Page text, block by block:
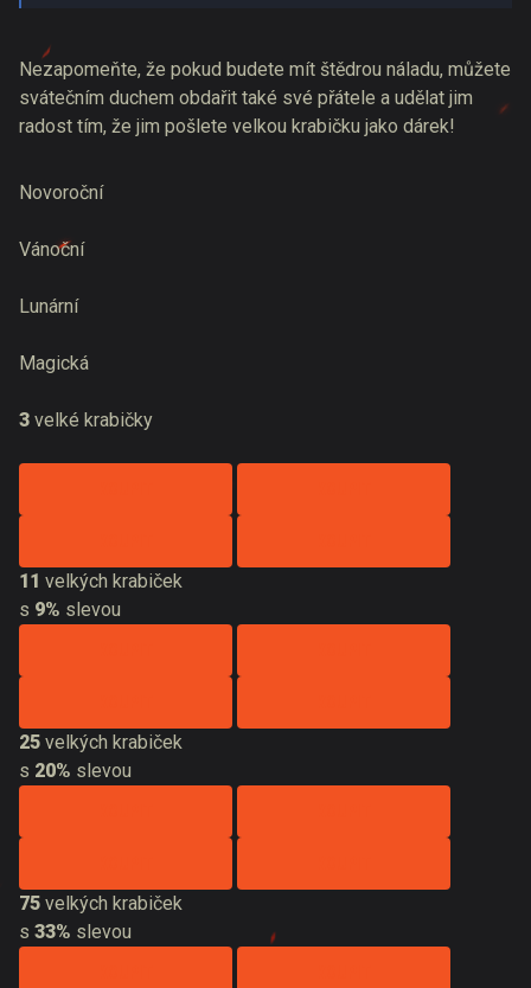
Nezapomeňte, že pokud budete mít štědrou náladu, můžete
svátečním duchem obdařit také své přátele a udělat jim
radost tím, že jim pošlete velkou krabičku jako dárek!
Novoroční
Vánoční
Lunární
Magická
3 velké krabičky
11 velkých krabiček
s 9% slevou
25 velkých krabiček
s 20% slevou
75 velkých krabiček
s 33% slevou